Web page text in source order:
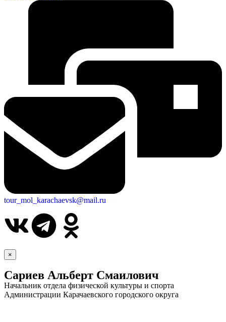
tour_mol_karachaevsk@mail.ru
×
Сариев Альберт Смаилович
Начальник отдела физической культуры и спорта
Администрации Карачаевского городского округа